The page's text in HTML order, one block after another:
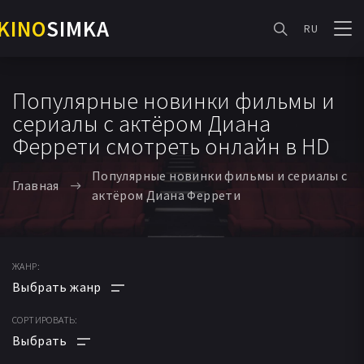
SIMKA RU
Популярные новинки фильмы и
сериалы с актёром Диана
Феррети смотреть онлайн в HD
Главная
Популярные новинки фильмы и сериалы с
актёром Диана Феррети
ЖАНР:
АНИМЕ
СОРТИРОВАТЬ: